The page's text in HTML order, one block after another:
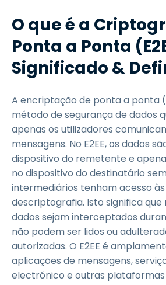
O que é a
Ponta a Ponta
Significado &
A encriptação de ponta a ponta
método de segurança de dados
apenas os utilizadores
mensagens. No E2EE, os dados
dispositivo do remetente e
no dispositivo do destinatário
intermediários tenham acesso
descriptografia. Isto significa que
dados sejam interceptados
não podem ser lidos ou
autorizadas. O E2EE é
aplicações de mensagens,
electrónico e outras